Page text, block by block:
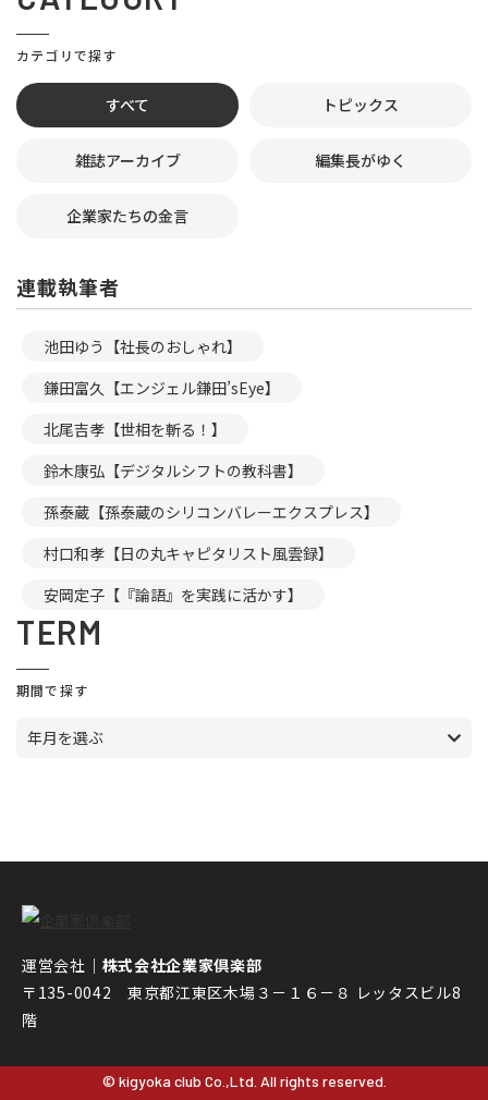
カテゴリで探す
すべて トピックス
雑誌アーカイブ 編集長がゆく
企業家たちの金言
連載執筆者
池田ゆう【社長のおしゃれ】
鎌田富久【エンジェル鎌田’sEye】
北尾吉孝【世相を斬る！】
鈴木康弘【デジタルシフトの教科書】
孫泰蔵【孫泰蔵のシリコンバレーエクスプレス】
村口和孝【日の丸キャピタリスト風雲録】
安岡定子【『論語』を実践に活かす】
TERM
期間で探す
年月を選ぶ
運営会社｜ 株式会社企業家倶楽部
〒135-0042 東京都江東区木場３－１６－８ レッタスビル8
階
© kigyoka club Co.,Ltd. All rights reserved.